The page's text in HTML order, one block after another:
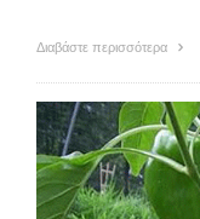
Διαβάστε περισσότερα